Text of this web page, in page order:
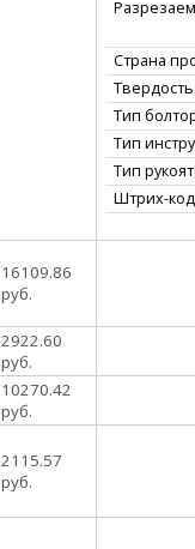
Страна
Тип
Тип
Тип
Штрих-код
16109.86
руб.
2922.60
руб.
10270.42
руб.
2115.57
руб.